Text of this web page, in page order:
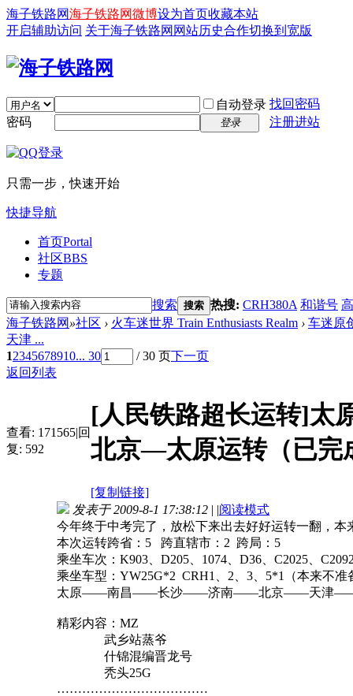
海子铁路网海子铁路网微博设为首页收藏本站
开启辅助访问 关于海子铁路网 网站历史合作切换到宽版
自动登录 找回密码
密码
登录 注册进站
只需一步，快速开始
快捷导航
首页Portal
社区BBS
专题
搜索 搜索 热搜: CRH380A 和谐号
海子铁路网 »社区 › 火车迷世界 Train Enthusiasts Realm › 车迷原
天津 ...
12345678910... 30 / 30 页下一页
返回列表
查看: 171565|回
复: 592
[人民铁路超长运转]
北京—太原运转（已完
[复制链接]
发表于 2009-8-1 17:38:12 | |阅读模式
今年终于中考完了，放松下来出去好好运转一翻，
本次运转跨省：5 跨直辖市：2 跨局：5
乘坐车次：K903、D205、1074、D36、C2025、
乘坐车型：YW25G*2 CRH1、2、3、5*1（本来不
太原——南昌——长沙——济南——北京——天津
精彩内容：MZ
武乡站蒸爷
什锦混编晋龙号
秃头25G
………………………………